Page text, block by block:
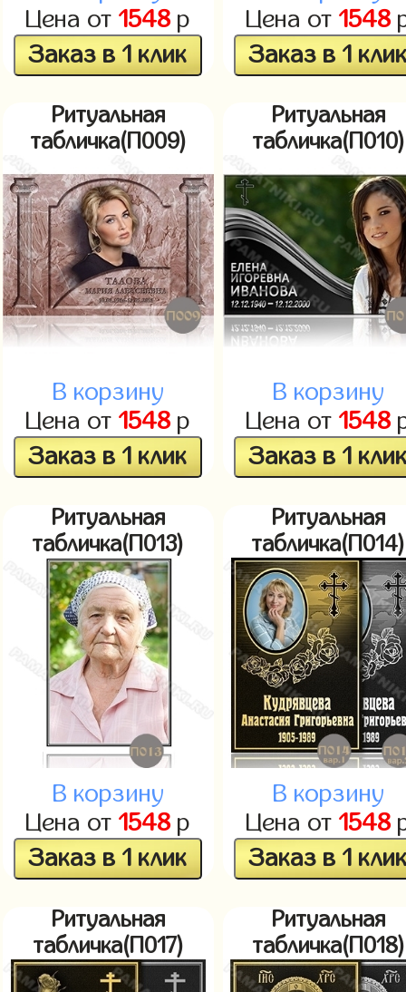
Цена от 1548 р
Заказ в 1 клик
Цена от 1548
Заказ в 1
Ритуальная
табличка(П009)
В корзину
Цена от 1548 р
Заказ в 1 клик
Ритуальная
табличка(П010)
В корзину
Цена от 1548
Заказ в 1
Ритуальная
табличка(П013)
В корзину
Цена от 1548 р
Заказ в 1 клик
Ритуальная
табличка(П014)
В корзину
Цена от 1548
Заказ в 1
Ритуальная
табличка(П017)
Ритуальная
табличка(П018)